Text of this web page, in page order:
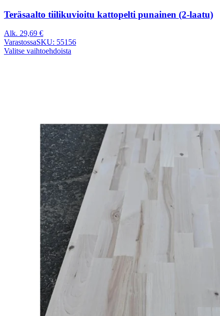
Teräsaalto tiilikuvioitu kattopelti punainen (2-laatu)
Alk. 29,69 €
VarastossaSKU: 55156
Valitse vaihtoehdoista